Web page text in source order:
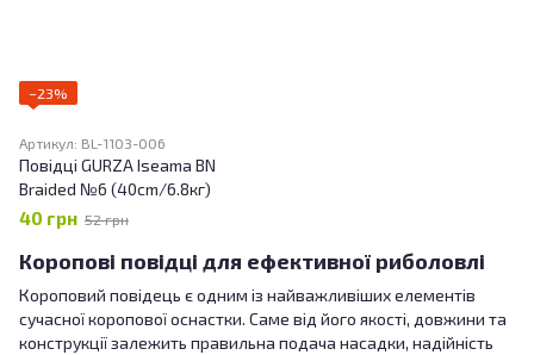
−23%
Артикул: BL-1103-006
Повідці GURZA Iseama BN
Braided №6 (40cm/6.8кг)
40 грн 52 грн
Коропові повідці для ефективної риболовлі
Короповий повідець є одним із найважливіших елементів
сучасної коропової оснастки. Саме від його якості, довжини та
конструкції залежить правильна подача насадки, надійність